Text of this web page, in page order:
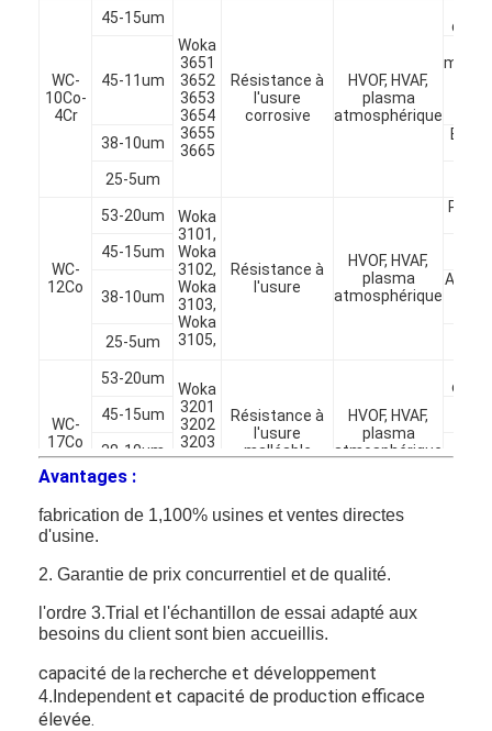
Visite de l'usine
Contrôle de la qualité
Nous contacter
Parlez Maintenant.
Poudre moulée de carbure de tungstène
Macro poudre de carbure de tungstène
Carbure de tungstène moulé sphérique
Poudres thermiques de jet
Poudre de chrome de nickel
Poudre en métal de tungstène
Granule de carbure cimenté
Poudre de carbure en métal
Baguettes de soudage
WC-
10Co-
4Cr
45-15um
Woka
3651
3652
3653
3654
3655
3665
Résistance à
l'usure
corrosive
HVOF, HVAF,
plasma
atmosphérique
45-11um
38-10um
25-5um
WC-
12Co
53-20um
Woka
3101,
Woka
3102,
Woka
3103,
Woka
3105,
Résistance à
l'usure
HVOF, HVAF,
plasma
atmosphérique
45-15um
38-10um
25-5um
WC-
17Co
53-20um
Woka
3201
3202
3203
3205
Résistance à
l'usure
malléable
HVOF, HVAF,
plasma
atmosphérique
45-15um
38-10um
25-5um
Avantages :
fabrication de 1,100% usines et ventes directes
d'usine.
2. Garantie de prix concurrentiel et de qualité.
l'ordre 3.Trial et l'échantillon de essai adapté aux
besoins du client sont bien accueillis.
capacité de larecherche et développement
4.Independentet capacité de production efficace
élevée.